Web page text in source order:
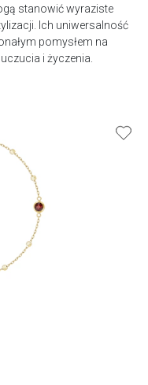
stanowić wyraziste
Ich uniwersalność
pomysłem na
i życzenia.